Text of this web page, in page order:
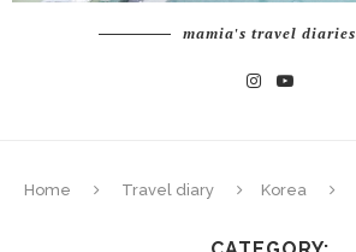
mamia's travel diaries
Home Travel diary Korea